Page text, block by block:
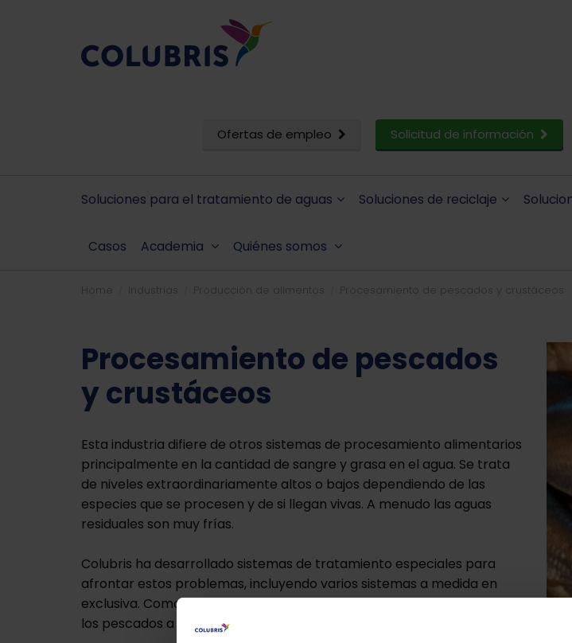
Ofertas de empleo Solicitud de información
Soluciones para el tratamiento de aguas Soluciones de reciclaje
Casos Academia Quiénes somos
Home Industrias Producción de alimentos Procesamiento de pescados y crustáceos
Procesamiento de pescados
y crustáceos
Esta industria difiere de otros sistemas de procesamiento alimentarios
principalmente en la cantidad de sangre y grasa en el agua. Se trata
de niveles extraordinariamente altos o bajos dependiendo de las
especies que se procesen y de si llegan vivas. A menudo las aguas
residuales son muy frías.
Colubris ha desarrollado sistemas de tratamiento especiales para
afrontar estos problemas, incluyendo varios sistemas a medida en
exclusiva. Como un sistema rentable que recoge el valioso aceite de
los pescados a partir de las aguas residuales.